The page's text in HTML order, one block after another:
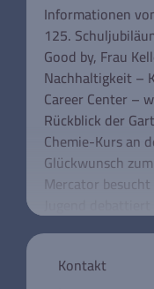
Informationen
125.
Good by, Frau
Nachhaltigkeit –
Career Center –
Rückblick der
Chemie-Kurs an
Glückwunsch
Mercator
Unsere Klassen
Mercator trauert
Kontakt